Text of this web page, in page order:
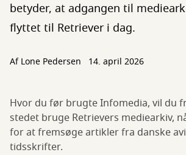
betyder, at adgangen til
flyttet til Retriever i dag.
AfLone Pedersen 14. april 2026
Hvor du før brugte Infomedia, vil du
stedet bruge Retrievers mediearkiv,
for at fremsøge artikler fra danske
tidsskrifter.